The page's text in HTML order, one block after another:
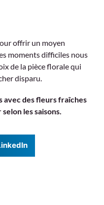
offrir un moyen
moments difficiles nous
de la pièce florale qui
disparu.
avec des fleurs fraîches
les saisons.